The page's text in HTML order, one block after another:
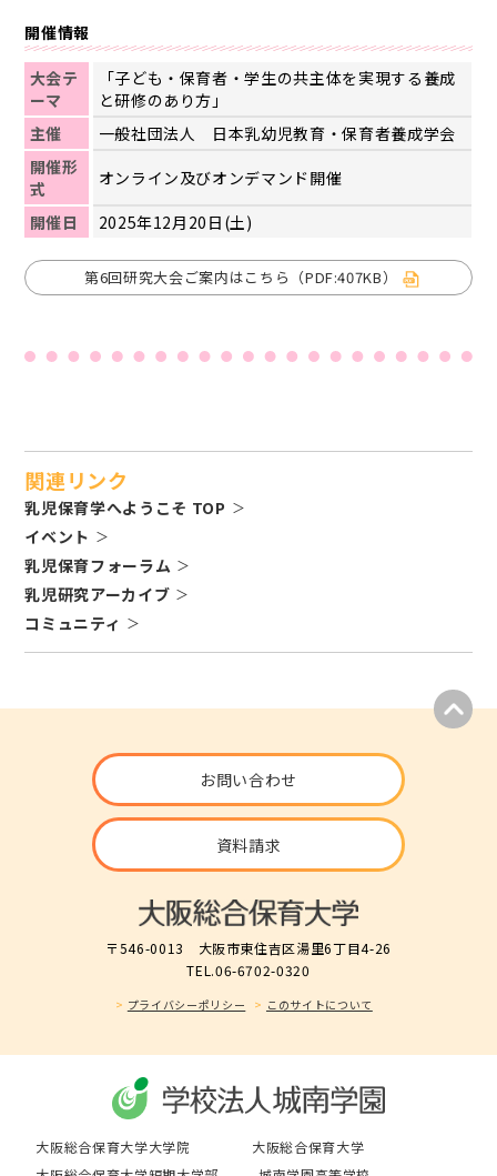
開催情報
大会テ
ーマ
「子ども・保育者・学生の共主体を実現する養成
と研修のあり方」
主催
一般社団法人 日本乳幼児教育・保育者養成学会
開催形
式
オンライン及びオンデマンド開催
開催日
2025年12月20日(土)
第6回研究大会ご案内はこちら（PDF:407KB）
関連リンク
乳児保育学へようこそ TOP
イベント
乳児保育フォーラム
乳児研究アーカイブ
コミュニティ
お問い合わせ
資料請求
〒546-0013 大阪市東住吉区湯里6丁目4-26
TEL.06-6702-0320
プライバシーポリシー このサイトについて
大阪総合保育大学大学院
大阪総合保育大学